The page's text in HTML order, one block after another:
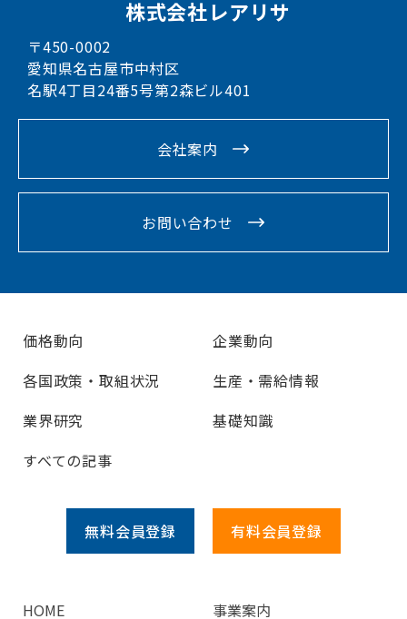
株式会社レアリサ
〒450-0002
愛知県名古屋市中村区
名駅4丁目24番5号第2森ビル401
会社案内
お問い合わせ
価格動向
企業動向
各国政策・取組状況
生産・需給情報
業界研究
基礎知識
すべての記事
無料会員登録 有料会員登録
HOME 事業案内